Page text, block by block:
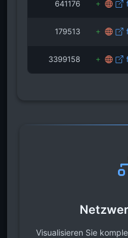
641176
179513
3399158
Visualisieren Sie